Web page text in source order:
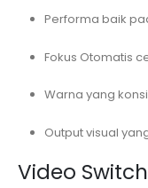
Performa baik
Fokus Otomatis
Warna yang
Output visual
Video